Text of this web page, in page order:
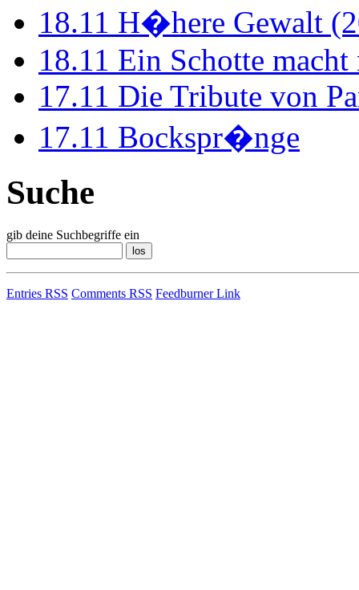
18.11 H�here Gewalt
18.11 Ein Schotte
17.11 Die Tribute von
17.11 Bockspr�nge
Suche
gib deine Suchbegriffe ein
Entries RSS Comments RSS Feedburner Link